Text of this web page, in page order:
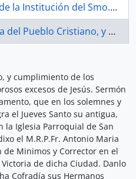
Lector de Philosophía en fu Convento de Menores Capuchinos de la mifma Ciudad. Danlo a luz, a solicitud de dicha Cofradía, fus Hermanos Mayores D. Francisco Moreno y Angùlo, Párroco de la mifma Iglefia, y D. Juan Perfecto Caballero. Con licencia: En Malaga, en la Imprenta de la Dignidad Episcopal, y de la Santa Iglefia Catedral, en la Plaza.
Antonio Maria Ysola lector jubilado del Orden de Minimos y Corrector en el Real Convento de N. Sra. De la Victoria de dicha Ciudad. Danlo a luz publica a solicitud de dicha Cofradía sus Hermanos Mayores Don Tomás del Valle, Cura Teniente de dicha Iglesia; Don Antonio Gallego Gonzales, Presbítero; D. Pedro de Campos y D. Miguel de Merida. Con Licencia. Malaga: En la Imprenta de D. Felix de Casas, y Martinez, frente al Sto. Cristo de la Salud. Año 1782.
y cumplimiento de los
excesos de Jesús. Sermón
que en los solemnes y
el Jueves Santo su antigua,
la Iglesia Parroquial de San
el M.R.P.Fr. Antonio Maria
Minimos y Corrector en el
de dicha Ciudad. Danlo
Cofradía sus Hermanos